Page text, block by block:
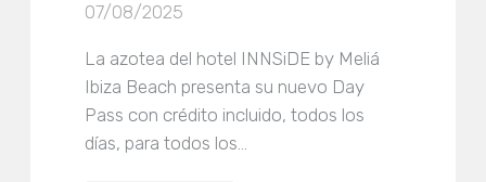
07/08/2025
La azotea del hotel INNSiDE by Meliá
Ibiza Beach presenta su nuevo Day
Pass con crédito incluido, todos los
días, para todos los…